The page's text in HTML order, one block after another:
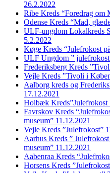
26.2.2022
Ribe Kreds “Foredrag om
Odense Kreds “Mad,
ULF-ungdom Lokalkreds
5.2.2022
Køge Kreds “Julefrokost
ULF Ungdom ”
Frederiksberg Kreds
Vejle Kreds ”Tivoli i
Aalborg kreds og
17.12.2021
Holbæk Kreds”Julefrokost
Favrskov Kreds
museum” 11.12.2021
Vejle Kreds ”Julefrokost”
Aarhus Kreds ”
museum” 11.12.2021
Aabenraa Kreds
Horsens Kreds